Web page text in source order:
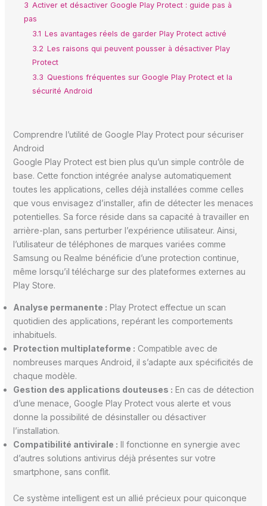
3 Activer et désactiver Google Play Protect : guide pas à
pas
3.1 Les avantages réels de garder Play Protect activé
3.2 Les raisons qui peuvent pousser à désactiver Play
Protect
3.3 Questions fréquentes sur Google Play Protect et la
sécurité Android
Comprendre l’utilité de Google Play Protect pour sécuriser
Android
Google Play Protect est bien plus qu’un simple contrôle de
base. Cette fonction intégrée analyse automatiquement
toutes les applications, celles déjà installées comme celles
que vous envisagez d’installer, afin de détecter les menaces
potentielles. Sa force réside dans sa capacité à travailler en
arrière-plan, sans perturber l’expérience utilisateur. Ainsi,
l’utilisateur de téléphones de marques variées comme
Samsung ou Realme bénéficie d’une protection continue,
même lorsqu’il télécharge sur des plateformes externes au
Play Store.
Analyse permanente : Play Protect effectue un scan
quotidien des applications, repérant les comportements
inhabituels.
Protection multiplateforme : Compatible avec de
nombreuses marques Android, il s’adapte aux spécificités de
chaque modèle.
Gestion des applications douteuses : En cas de détection
d’une menace, Google Play Protect vous alerte et vous
donne la possibilité de désinstaller ou désactiver
l’installation.
Compatibilité antivirale : Il fonctionne en synergie avec
d’autres solutions antivirus déjà présentes sur votre
smartphone, sans conflit.
Ce système intelligent est un allié précieux pour quiconque